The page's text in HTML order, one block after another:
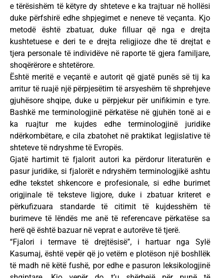
e tërësishëm të këtyre dy shteteve e ka trajtuar në hollësi
duke përfshirë edhe shpjegimet e neneve të veçanta. Kjo
metodë është zbatuar, duke filluar që nga e drejta
kushtetuese e deri te e drejta religjioze dhe të drejtat e
tjera personale të individëve në raporte të gjera familjare,
shoqërërore e shtetërore.
Është meritë e veçantë e autorit që gjatë punës së tij ka
arritur të ruajë një përpjesëtim të arsyeshëm të shprehjeve
gjuhësore shqipe, duke u përpjekur për unifikimin e tyre.
Bashkë me terminologjinë përkatëse në gjuhën tonë ai e
ka ruajtur me kujdes edhe terminologjinë juridike
ndërkombëtare, e cila zbatohet në praktikat legjislative të
shteteve të ndryshme të Evropës.
Gjatë hartimit të fjalorit autori ka përdorur literaturën e
pasur juridike, si fjalorët e ndryshëm terminologjikë ashtu
edhe tekstet shkencore e profesionale, si edhe burimet
origjinale të teksteve ligjore, duke i zbatuar kriteret e
përkufizuara standarde të citimit të kujdesshëm të
burimeve të lëndës me anë të referencave përkatëse sa
herë që është bazuar në veprat e autorëve të tjerë.
“Fjalori i termave të drejtësisë”, i hartuar nga Sylë
Kasumaj, është vepër që jo vetëm e plotëson një boshllëk
të madh në këtë fushë, por edhe e pasuron leksikologjinë